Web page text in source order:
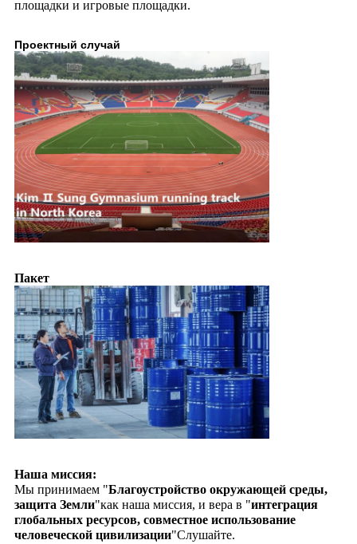
площадки и игровые площадки.
Проектный случай
Пакет
Наша миссия:
Мы принимаем "Благоустройство окружающей среды,
защита Земли"как наша миссия, и вера в "интеграция
глобальных ресурсов, совместное использование
человеческой цивилизации"Слушайте.